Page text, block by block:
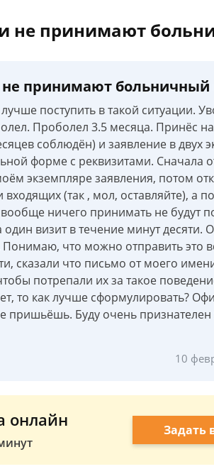
не принимают
не принимают больничный
поступить в такой ситуации.
Проболел 3.5 месяца. Принёс
соблюдён) и заявление в двух
форме с реквизитами. Сначала
экземпляре заявления, потом
(так , мол, оставляйте), а
ничего принимать не будут
один визит в течение минут десяти.
что можно отправить это
сказали что письмо от моего
потрепали их за такое
то как лучше сформулировать?
пришьёшь. Буду очень
10
онлайн Задать